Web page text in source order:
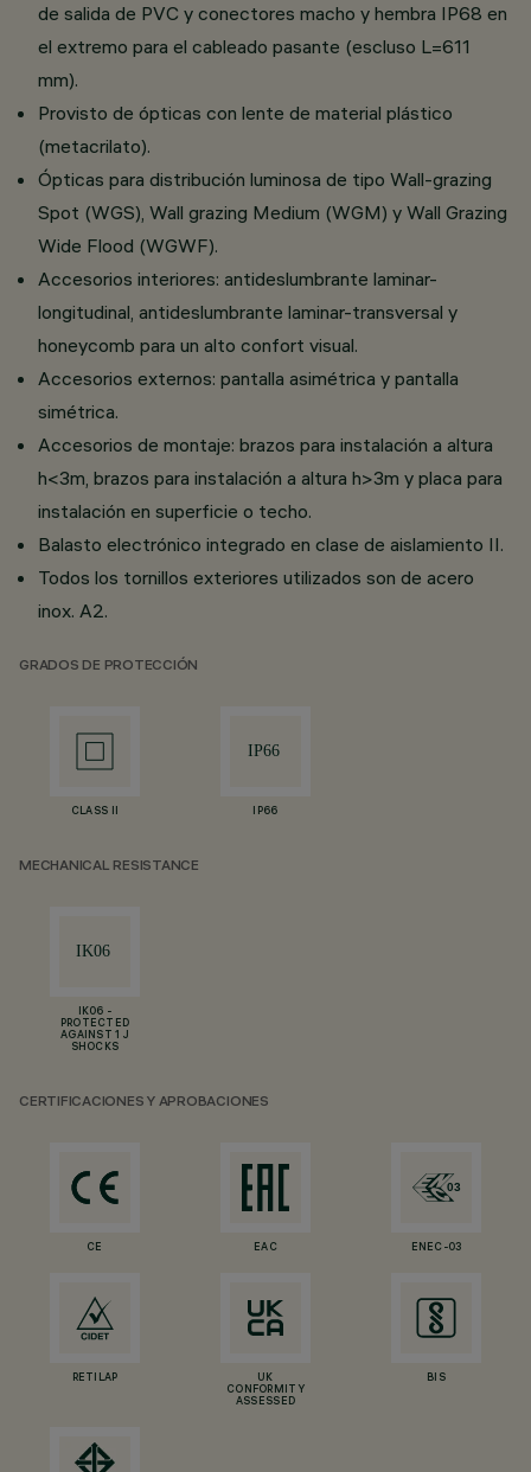
de salida de PVC y conectores macho y hembra IP68 en
el extremo para el cableado pasante (escluso L=611
mm).
Provisto de ópticas con lente de material plástico
(metacrilato).
Ópticas para distribución luminosa de tipo Wall-grazing
Spot (WGS), Wall grazing Medium (WGM) y Wall Grazing
Wide Flood (WGWF).
Accesorios interiores: antideslumbrante laminar-
longitudinal, antideslumbrante laminar-transversal y
honeycomb para un alto confort visual.
Accesorios externos: pantalla asimétrica y pantalla
simétrica.
Accesorios de montaje: brazos para instalación a altura
h<3m, brazos para instalación a altura h>3m y placa para
instalación en superficie o techo.
Balasto electrónico integrado en clase de aislamiento II.
Todos los tornillos exteriores utilizados son de acero
inox. A2.
GRADOS DE PROTECCIÓN
CLASS II IP66
MECHANICAL RESISTANCE
IK06 -
PROTECTED
AGAINST 1 J
SHOCKS
CERTIFICACIONES Y APROBACIONES
CE EAC ENEC-03
RETILAP
UK
CONFORMITY
ASSESSED
BIS